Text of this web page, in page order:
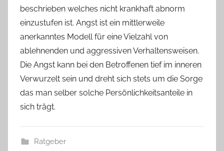
beschrieben welches nicht krankhaft abnorm
einzustufen ist. Angst ist ein mittlerweile
anerkanntes Modell für eine Vielzahl von
ablehnenden und aggressiven Verhaltensweisen.
Die Angst kann bei den Betroffenen tief im inneren
Verwurzelt sein und dreht sich stets um die Sorge
das man selber solche Persönlichkeitsanteile in
sich trägt.
Ratgeber